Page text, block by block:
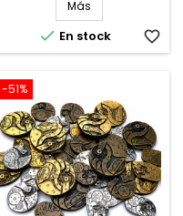
Más
 En stock favorite_border
-51%